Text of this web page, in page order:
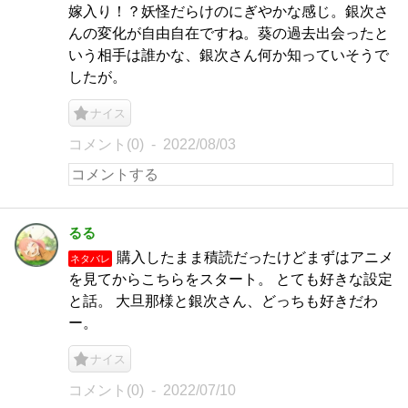
嫁入り！？妖怪だらけのにぎやかな感じ。銀次さ
んの変化が自由自在ですね。葵の過去出会ったと
いう相手は誰かな、銀次さん何か知っていそうで
したが。
ナイス
コメント(0) 2022/08/03
るる
ネタバレ
購入したまま積読だったけどまずはアニメ
を見てからこちらをスタート。 とても好きな設定
と話。 大旦那様と銀次さん、どっちも好きだわ
ー。
ナイス
コメント(0) 2022/07/10